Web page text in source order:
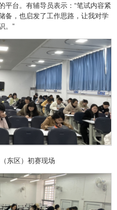
平台。有辅导员表示：“笔试内容紧
备，也启发了工作思路，让我对学
。”
东区）初赛现场